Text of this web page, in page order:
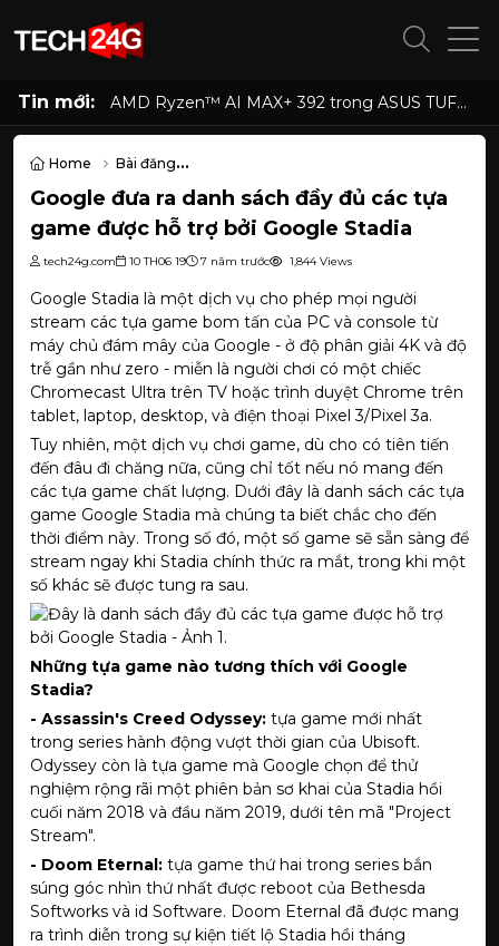
Tin mới:
AMD Ryzen™ AI MAX+ 392 trong ASUS TUF
Gaming A14 có gì đặc biệt, hiệu năng ra sao
Home
Bài đăng
Google đưa ra danh sách đầy đủ các tựa game được hỗ trợ bởi
Google đưa ra danh sách đầy đủ các tựa
game được hỗ trợ bởi Google Stadia
tech24g.com 10 TH06 19 7 năm trước 1,844 Views
Google Stadia là một dịch vụ cho phép mọi người
stream các tựa game bom tấn của PC và console từ
máy chủ đám mây của Google - ở độ phân giải 4K và độ
trễ gần như zero - miễn là người chơi có một chiếc
Chromecast Ultra trên TV hoặc trình duyệt Chrome trên
tablet, laptop, desktop, và điện thoại Pixel 3/Pixel 3a.
Tuy nhiên, một dịch vụ chơi game, dù cho có tiên tiến
đến đâu đi chăng nữa, cũng chỉ tốt nếu nó mang đến
các tựa game chất lượng. Dưới đây là danh sách các tựa
game Google Stadia mà chúng ta biết chắc cho đến
thời điểm này. Trong số đó, một số game sẽ sẵn sàng để
stream ngay khi Stadia chính thức ra mắt, trong khi một
số khác sẽ được tung ra sau.
Những tựa game nào tương thích với Google
Stadia?
- Assassin's Creed Odyssey: tựa game mới nhất
trong series hành động vượt thời gian của Ubisoft.
Odyssey còn là tựa game mà Google chọn để thử
nghiệm rộng rãi một phiên bản sơ khai của Stadia hồi
cuối năm 2018 và đầu năm 2019, dưới tên mã "Project
Stream".
- Doom Eternal: tựa game thứ hai trong series bắn
súng góc nhìn thứ nhất được reboot của Bethesda
Softworks và id Software. Doom Eternal đã được mang
ra trình diễn trong sự kiện tiết lộ Stadia hồi tháng